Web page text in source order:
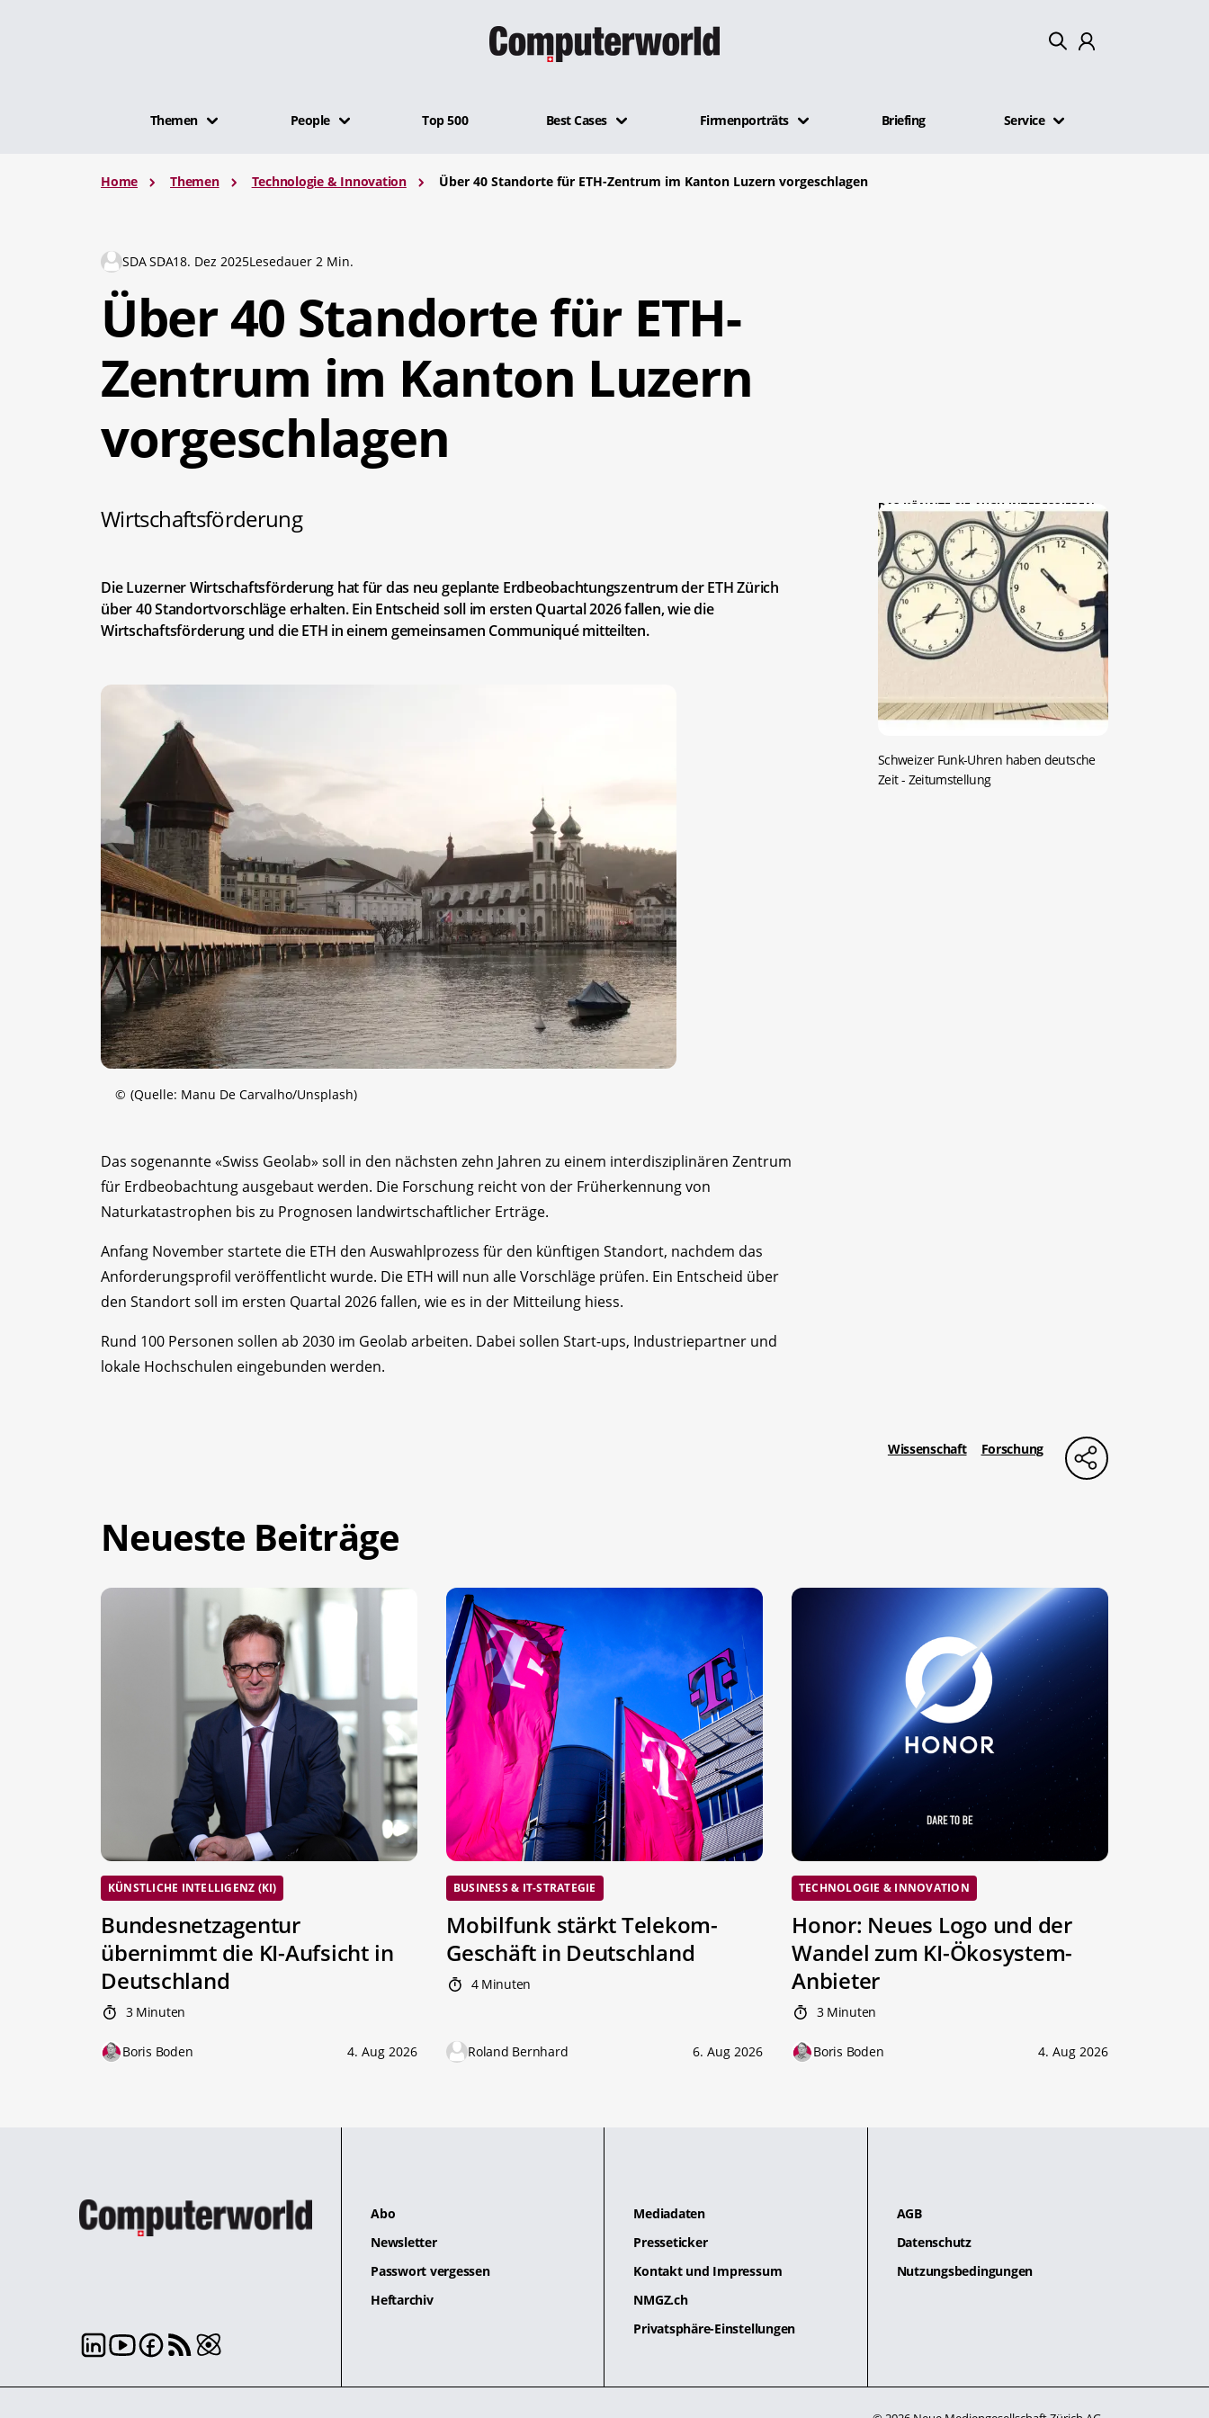
Themen People Top 500 Best Cases Firmenporträts Briefing Service
Home Themen Technologie & Innovation Über 40 Standorte für ETH-Zentrum im Kanton Luzern vorgeschlagen
SDA SDA18. Dez 2025Lesedauer 2 Min.
Über 40 Standorte für ETH-
Zentrum im Kanton Luzern
vorgeschlagen
Wirtschaftsförderung
Die Luzerner Wirtschaftsförderung hat für das neu geplante Erdbeobachtungszentrum der ETH Zürich
über 40 Standortvorschläge erhalten. Ein Entscheid soll im ersten Quartal 2026 fallen, wie die
Wirtschaftsförderung und die ETH in einem gemeinsamen Communiqué mitteilten.
© (Quelle: Manu De Carvalho/Unsplash)
Das sogenannte «Swiss Geolab» soll in den nächsten zehn Jahren zu einem interdisziplinären Zentrum
für Erdbeobachtung ausgebaut werden. Die Forschung reicht von der Früherkennung von
Naturkatastrophen bis zu Prognosen landwirtschaftlicher Erträge.
Anfang November startete die ETH den Auswahlprozess für den künftigen Standort, nachdem das
Anforderungsprofil veröffentlicht wurde. Die ETH will nun alle Vorschläge prüfen. Ein Entscheid über
den Standort soll im ersten Quartal 2026 fallen, wie es in der Mitteilung hiess.
Rund 100 Personen sollen ab 2030 im Geolab arbeiten. Dabei sollen Start-ups, Industriepartner und
lokale Hochschulen eingebunden werden.
DAS KÖNNTE SIE AUCH INTERESSIEREN:
Schweizer Funk-Uhren haben deutsche
Zeit- Zeitumstellung
Wissenschaft Forschung
Neueste Beiträge
KÜNSTLICHE INTELLIGENZ (KI)
Bundesnetzagentur
übernimmt die KI-Aufsicht in
Deutschland
3 Minuten
Boris Boden 4. Aug 2026
BUSINESS & IT-STRATEGIE
Mobilfunk stärkt Telekom-
Geschäft in Deutschland
4 Minuten
Roland Bernhard 6. Aug 2026
TECHNOLOGIE & INNOVATION
Honor: Neues Logo und der
Wandel zum KI-Ökosystem-
Anbieter
3 Minuten
Boris Boden 4. Aug 2026
Abo
Newsletter
Passwort vergessen
Heftarchiv
Mediadaten
Presseticker
Kontakt und Impressum
NMGZ.ch
Privatsphäre-Einstellungen
AGB
Datenschutz
Nutzungsbedingungen